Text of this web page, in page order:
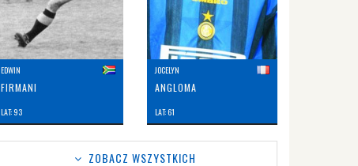
EDWIN
FIRMANI
LAT: 93
JOCELYN
ANGLOMA
LAT: 61
ZOBACZ WSZYSTKICH